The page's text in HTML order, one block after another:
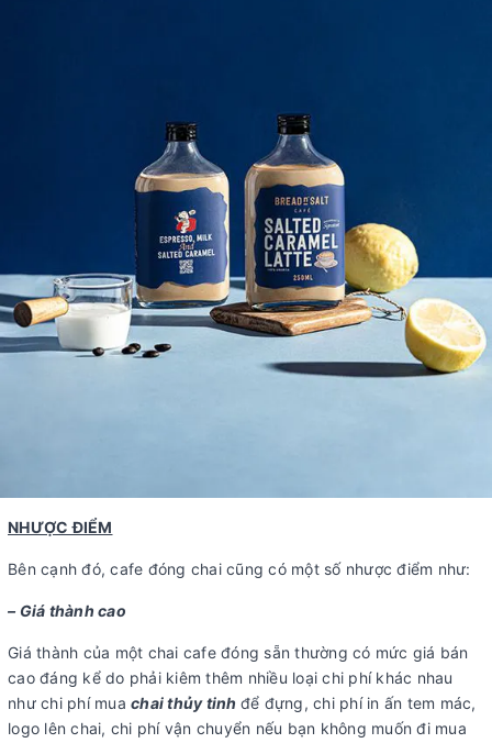
NHƯỢC ĐIỂM
Bên cạnh đó, cafe đóng chai cũng có một số nhược điểm như:
– Giá thành cao
Giá thành của một chai cafe đóng sẵn thường có mức giá bán
cao đáng kể do phải kiêm thêm nhiều loại chi phí khác nhau
như chi phí mua chai thủy tinh để đựng, chi phí in ấn tem mác,
logo lên chai, chi phí vận chuyển nếu bạn không muốn đi mua